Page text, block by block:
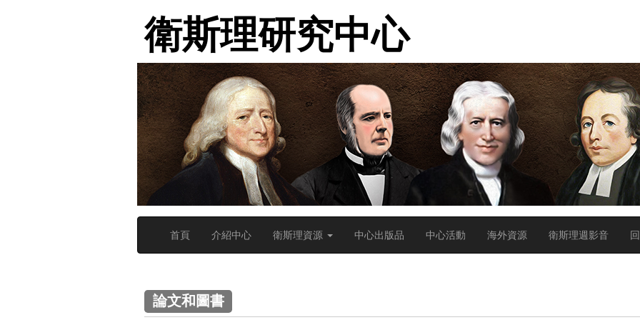
衛斯理研究中心
首頁 介紹中心 衛斯理資源 中心出版品 中心活動 海外資源 衛斯理週影音
論文和圖書